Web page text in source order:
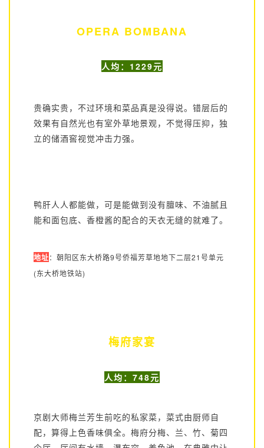
OPERA BOMBANA
人均：1229元
贵确实贵，不过环境和菜品真是没得说。错层后的
效果有自然光也有室外草地景观，不觉得压抑，独
立的储酒窖视觉冲击力强。
鸭肝人人都能做，可是能做到没有膻味、不油腻且
能和面包底、香橙酱的配合的天衣无缝的就难了。
地址：朝阳区东大桥路9号侨福芳草地地下二层21号单元
(东大桥地铁站)
梅府家宴
人均：748元
京剧大师梅兰芳生前吃的私家菜，菜式由厨师自
配，算得上色香味俱全。梅府分梅、兰、竹、菊四